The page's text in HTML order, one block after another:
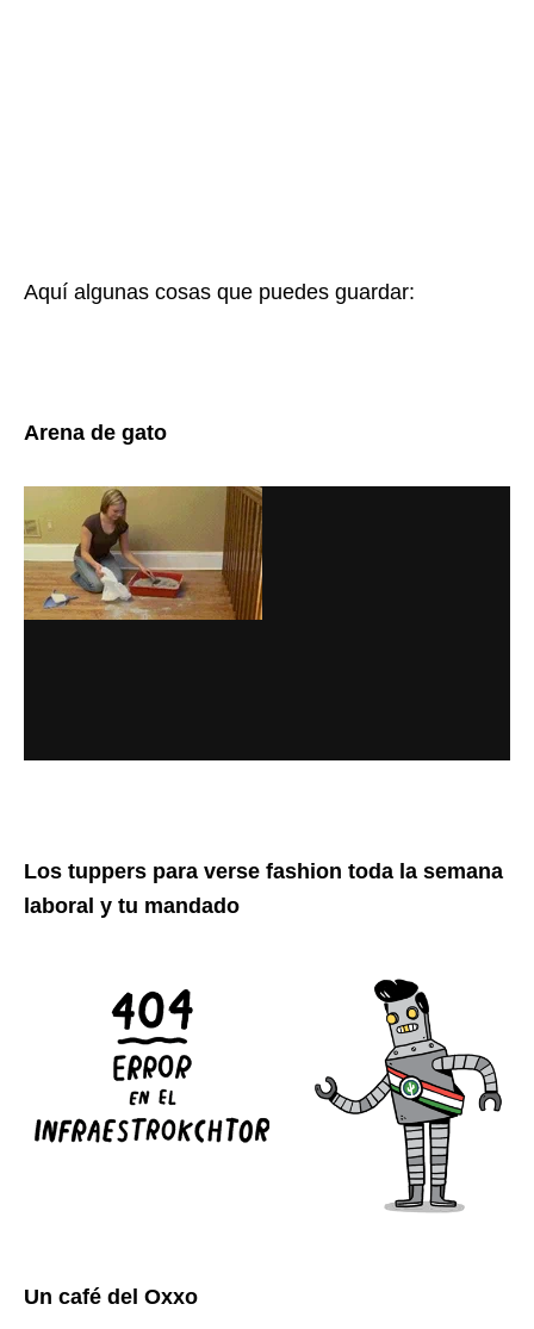
Aquí algunas cosas que puedes guardar:
Arena de gato
Los tuppers para verse fashion toda la semana
laboral y tu mandado
Un café del Oxxo